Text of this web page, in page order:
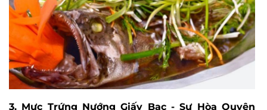
3. Mực Trứng Nướng Giấy Bạc - Sự Hòa Quyện